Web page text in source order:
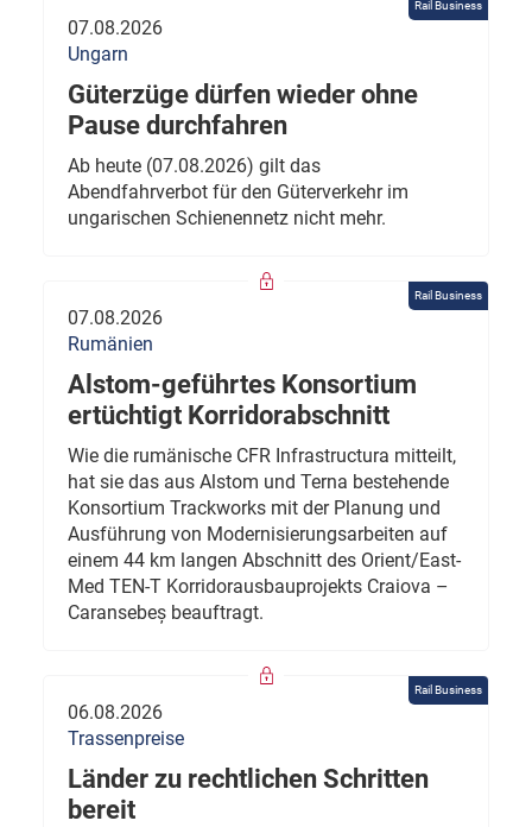
Rail Business
07.08.2026
Ungarn
Güterzüge dürfen wieder ohne
Pause durchfahren
Ab heute (07.08.2026) gilt das
Abendfahrverbot für den Güterverkehr im
ungarischen Schienennetz nicht mehr.
Rail Business
07.08.2026
Rumänien
Alstom-geführtes Konsortium
ertüchtigt Korridorabschnitt
Wie die rumänische CFR Infrastructura mitteilt,
hat sie das aus Alstom und Terna bestehende
Konsortium Trackworks mit der Planung und
Ausführung von Modernisierungsarbeiten auf
einem 44 km langen Abschnitt des Orient/East-
Med TEN-T Korridorausbauprojekts Craiova –
Caransebeș beauftragt.
Rail Business
06.08.2026
Trassenpreise
Länder zu rechtlichen Schritten
bereit